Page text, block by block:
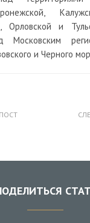
Орловской и
и Черного